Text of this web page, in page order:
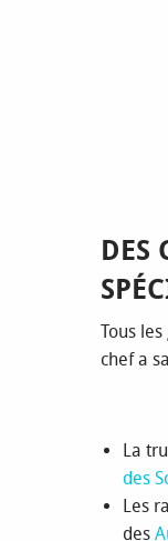
DES
Tous
chef a
La
des
Les
des